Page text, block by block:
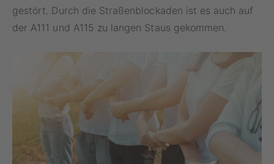
gestört. Durch die Straßenblockaden ist es auch auf
der A111 und A115 zu langen Staus gekommen.